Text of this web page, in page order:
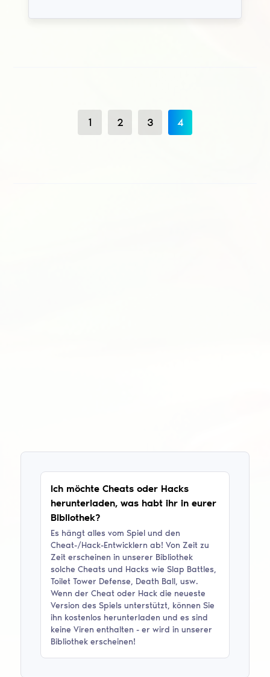
1 2 3 4
Ich möchte Cheats oder Hacks
herunterladen, was habt ihr in eurer
Bibliothek?
Es hängt alles vom Spiel und den
Cheat-/Hack-Entwicklern ab! Von Zeit zu
Zeit erscheinen in unserer Bibliothek
solche Cheats und Hacks wie Slap Battles,
Toilet Tower Defense, Death Ball, usw.
Wenn der Cheat oder Hack die neueste
Version des Spiels unterstützt, können Sie
ihn kostenlos herunterladen und es sind
keine Viren enthalten - er wird in unserer
Bibliothek erscheinen!